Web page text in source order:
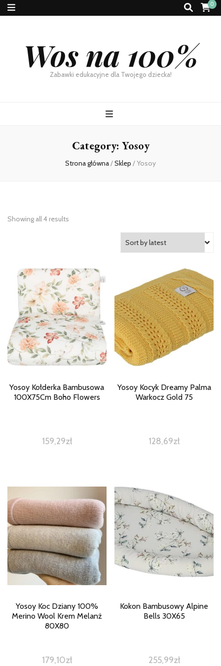
0
Wos na 100%
Zabawki edukacyjne dla Twojego dziecka!
Category: Yosoy
Strona główna/Sklep /Yosoy
Showing all 4 results
Yosoy Kołderka Bambusowa
100X75Cm Boho Flowers
159,29zł
Yosoy Kocyk Dreamy Palma
Warkocz Gold 75
128,69zł
Yosoy Koc Dziany 100%
Merino Wool Krem Melanż
80X80
179,10zł
Kokon Bambusowy Alpine
Bells 30X65
255,99zł